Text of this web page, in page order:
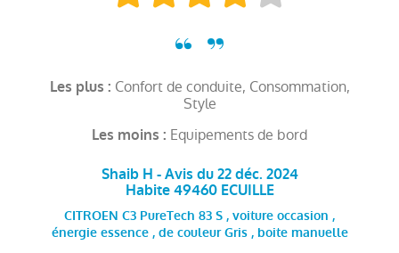
Les plus : Confort de conduite, Consommation,
Style
Les moins : Equipements de bord
Shaib H - Avis du 22 déc. 2024
Habite 49460 ECUILLE
CITROEN C3 PureTech 83 S , voiture occasion ,
énergie essence , de couleur Gris , boite manuelle